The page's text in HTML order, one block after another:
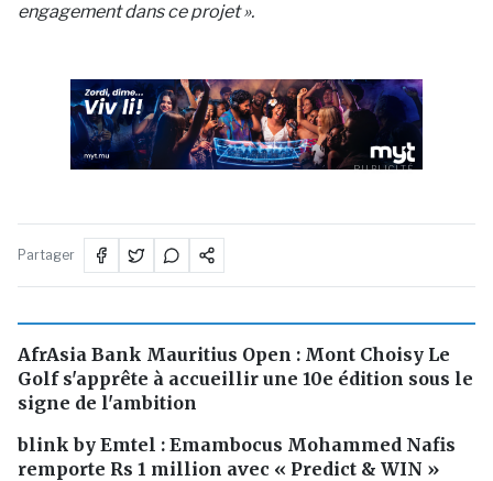
engagement dans ce projet ».
PUBLICITÉ
Partager
AfrAsia Bank Mauritius Open : Mont Choisy Le
Golf s'apprête à accueillir une 10e édition sous le
signe de l'ambition
blink by Emtel : Emambocus Mohammed Nafis
remporte Rs 1 million avec « Predict & WIN »